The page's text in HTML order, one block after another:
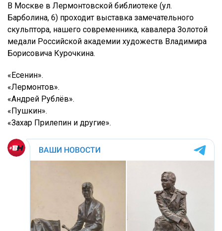
В Москве в Лермонтовской библиотеке (ул.
Барболина, 6) проходит выставка замечательного
скульптора, нашего современника, кавалера Золотой
медали Российской академии художеств Владимира
Борисовича Курочкина.
«Есенин».
«Лермонтов».
«Андрей Рублёв».
«Пушкин».
«Захар Прилепин и другие».